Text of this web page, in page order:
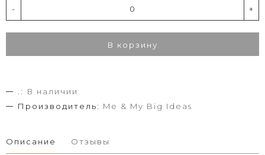
- +
В корзину
.:
В наличии
Производитель: Me & My Big Ideas
Описание Отзывы